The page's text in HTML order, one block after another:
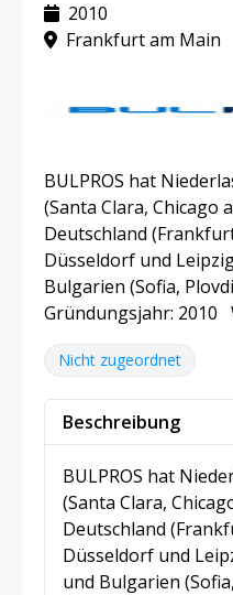
2010
Frankfurt am Main
BULPROS hat
(Santa Clara, Chicago
Deutschland
Düsseldorf und
Bulgarien (Sofia,
Gründungsjahr: 2010
Nicht zugeordnet
Beschreibung
BULPROS hat
(Santa Clara,
Deutschland
Düsseldorf und
und Bulgarien